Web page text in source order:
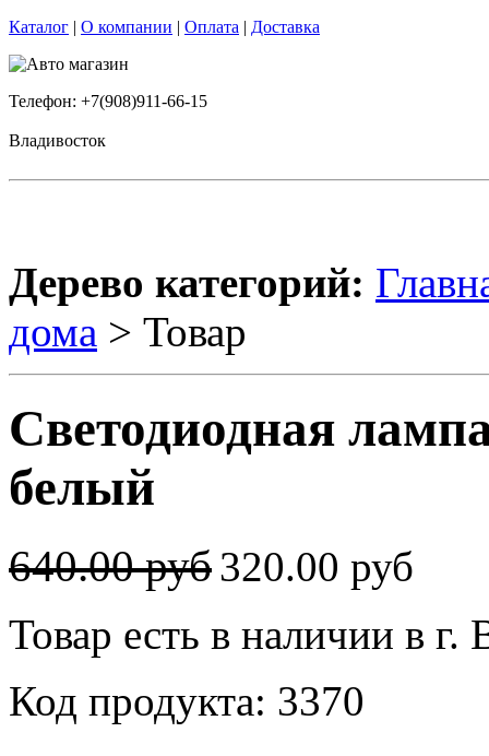
Каталог | О компании | Оплата | Доставка
Телефон: +7(908)911-66-15
Владивосток
Дерево категорий:
дома > Товар
Светодиодная
белый
640.00 руб320.00 руб
Товар есть в наличии в г.
Код продукта: 3370